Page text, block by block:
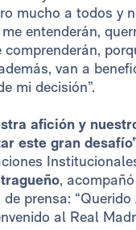
mucho a todos y
entenderán,
comprenderán,
van a
mi decisión”.
afición y
este gran
,
prensa: “Querido
al Real